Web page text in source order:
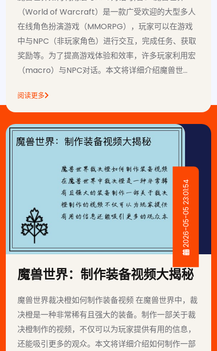
（World of Warcraft）是一款广受欢迎的大型多人
在线角色扮演游戏（MMORPG），玩家可以在游戏
中与NPC（非玩家角色）进行交互，完成任务、获取
奖励等。为了提高游戏体验和效率，许多玩家利用宏
（macro）与NPC对话。本文将详细介绍魔兽世...
阅读更多
2026-05-05 23:01:54
魔兽世界：制作装备视频大揭秘
魔兽世界裁决橙如何制作装备视频 在魔兽世界中，裁
决橙是一种非常稀有且强大的装备。制作一部关于裁
决橙制作的视频，不仅可以为玩家提供有用的信息，
还能吸引更多的观众。本文将详细介绍如何制作一部